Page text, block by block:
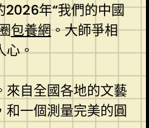
2026年“我們的中國
包養網。大師爭相
心。
來自全國各地的文藝
一個測量完美的圓